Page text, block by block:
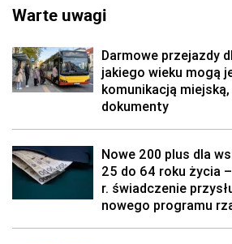
Warte uwagi
Darmowe przejazdy
jakiego wieku mogą
komunikacją
dokumenty
Nowe 200 plus dla
25 do 64 roku życia
r. świadczenie
nowego programu